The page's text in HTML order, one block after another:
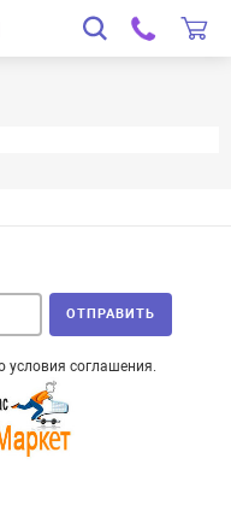
соглашения.
ОТПРАВИТЬ